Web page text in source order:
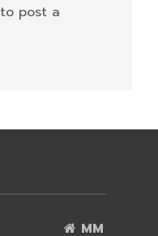
to post a
MM